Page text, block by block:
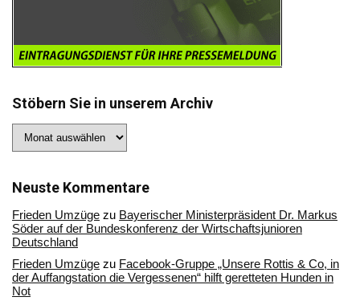
Stöbern Sie in unserem Archiv
Sie
Archiv
Neuste Kommentare
Frieden Umzüge zu Bayerischer Ministerpräsident Dr. Markus
Söder auf der Bundeskonferenz der Wirtschaftsjunioren
Deutschland
Frieden Umzüge zu Facebook-Gruppe „Unsere Rottis & Co, in
der Auffangstation die Vergessenen“ hilft geretteten Hunden in
Not